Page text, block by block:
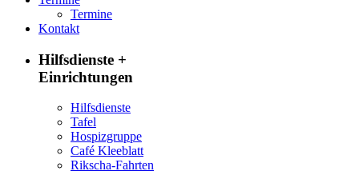
Termine
Kontakt
Hilfsdienste +
Einrichtungen
Hilfsdienste
Tafel
Hospizgruppe
Café Kleeblatt
Rikscha-Fahrten